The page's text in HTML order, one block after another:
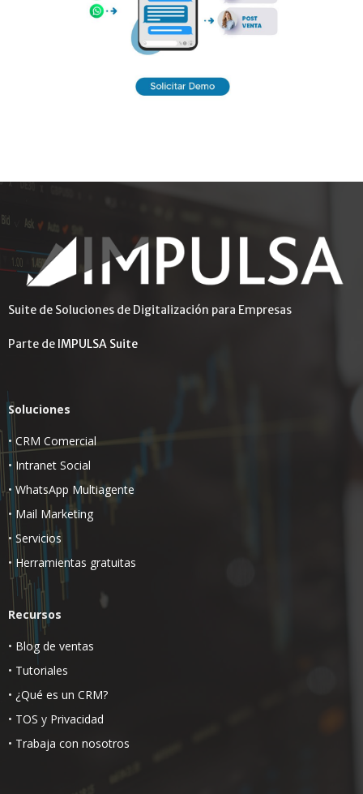
Suite de Soluciones de Digitalización para Empresas
Parte de IMPULSA Suite
Soluciones
• CRM Comercial
• Intranet Social
• WhatsApp Multiagente
• Mail Marketing
• Servicios
• Herramientas gratuitas
Recursos
• Blog de ventas
• Tutoriales
• ¿Qué es un CRM?
• TOS y Privacidad
• Trabaja con nosotros